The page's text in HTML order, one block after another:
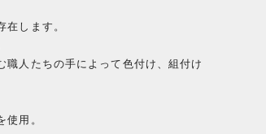
します。
人たちの手によって色付け、組付け
用。